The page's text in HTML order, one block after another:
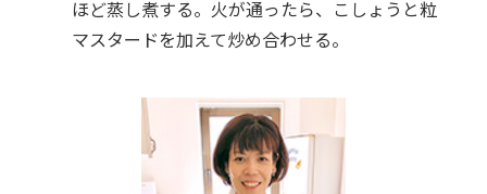
ほど蒸し煮する。火が通ったら、こしょうと粒
マスタードを加えて炒め合わせる。